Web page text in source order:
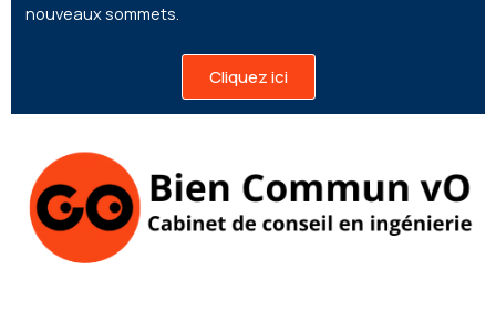
nouveaux sommets.
Cliquez ici